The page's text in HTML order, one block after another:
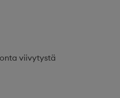
viivytystä